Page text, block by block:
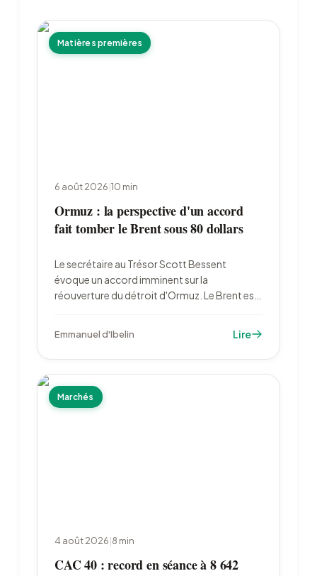
Matières premières
6 août 2026|10 min
Ormuz : la perspective d'un accord
fait tomber le Brent sous 80 dollars
Le secrétaire au Trésor Scott Bessent
évoque un accord imminent sur la
réouverture du détroit d'Ormuz. Le Brent est
deux leurs paris sur un resserrement de la Fed.
Emmanuel d'Ibelin Lire
Marchés
4 août 2026|8 min
CAC 40 : record en séance à 8 642